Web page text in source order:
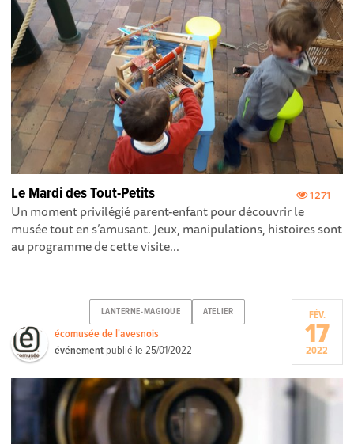
1271
Le Mardi des Tout-Petits
Un moment privilégié parent-enfant pour découvrir le
musée tout en s’amusant. Jeux, manipulations, histoires sont
au programme de cette visite...
LANTERNE-MAGIQUE ATELIER
écomusée de l'avesnois
événement publié le25/01/2022
FÉV.
17
2022